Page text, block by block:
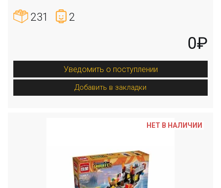
231 2
0₽
Уведомить о поступлении
Добавить в закладки
НЕТ В НАЛИЧИИ